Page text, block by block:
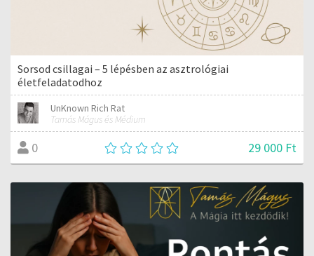
Sorsod csillagai – 5 lépésben az asztrológiai
életfeladatodhoz
UnKnown Rich Rat
Tamás Mágus és Médium
0 29 000 Ft